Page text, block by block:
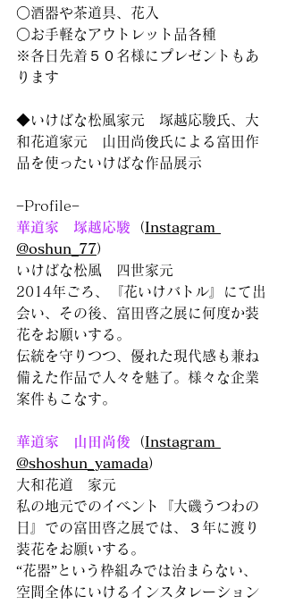
○酒器や茶道具、花入
○お手軽なアウトレット品各種
※各日先着５０名様にプレゼントもあ
ります
◆いけばな松風家元　塚越応駿氏、大
和花道家元　山田尚俊氏による富田作
品を使ったいけばな作品展示
−Profile−
華道家　塚越応駿 （Instagram
@oshun_77）
いけばな松風　四世家元
2014年ごろ、『花いけバトル』にて出
会い、その後、富田啓之展に何度か装
花をお願いする。
伝統を守りつつ、優れた現代感も兼ね
備えた作品で人々を魅了。様々な企業
案件もこなす。
華道家　山田尚俊 （Instagram
@shoshun_yamada）
大和花道　家元
私の地元でのイベント『大磯うつわの
日』での富田啓之展では、３年に渡り
装花をお願いする。
“花器”という枠組みでは治まらない、
空間全体にいけるインスタレーション